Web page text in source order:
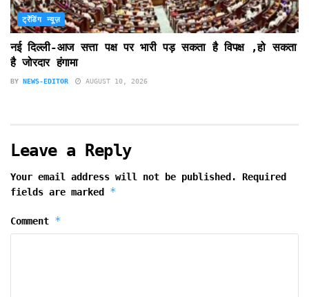
ट्रेंडिंग न्यूज़
नई दिल्ली-आज सत्ता पक्ष पर भारी पड़ सकता है विपक्ष ,हो सकता
है जोरदार हंगामा
BY NEWS-EDITOR AUGUST 10, 2026
Leave a Reply
Your email address will not be published.
Required
fields are marked *
Comment *